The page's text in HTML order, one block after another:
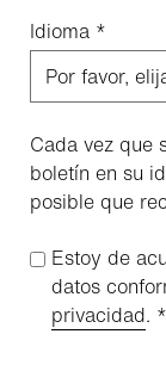
Idioma *
Cada vez que
boletín en su
posible que
Estoy de
datos
privacidad. *